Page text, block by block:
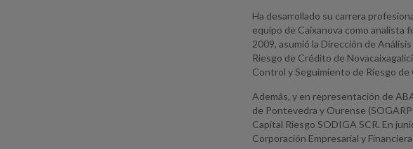
Ha desarrollado su carrera
equipo de Caixanova como analista
2009, asumió la Dirección de
Riesgo de Crédito de
Control y Seguimiento de Riesgo
Además, y en representación de
de Pontevedra y Ourense
Capital Riesgo SODIGA SCR. En
Corporación Empresarial y Financiera